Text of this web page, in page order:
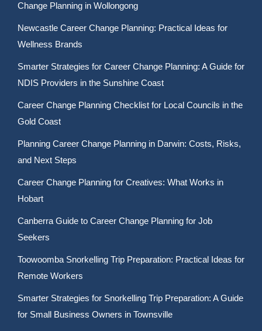
Change Planning in Wollongong
Newcastle Career Change Planning: Practical Ideas for
Wellness Brands
Smarter Strategies for Career Change Planning: A Guide for
NDIS Providers in the Sunshine Coast
Career Change Planning Checklist for Local Councils in the
Gold Coast
Planning Career Change Planning in Darwin: Costs, Risks,
and Next Steps
Career Change Planning for Creatives: What Works in
Hobart
Canberra Guide to Career Change Planning for Job
Seekers
Toowoomba Snorkelling Trip Preparation: Practical Ideas for
Remote Workers
Smarter Strategies for Snorkelling Trip Preparation: A Guide
for Small Business Owners in Townsville